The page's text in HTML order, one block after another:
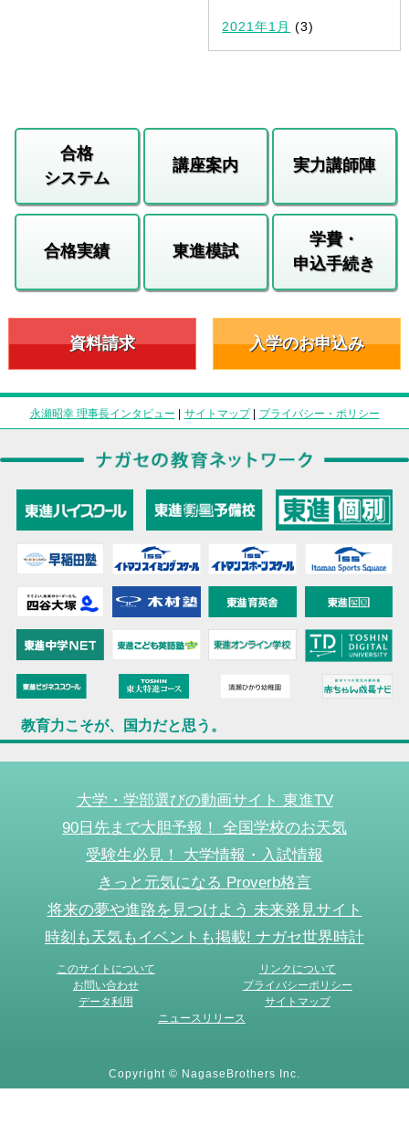
2021年1月 (3)
合格
システム
講座案内 実力講師陣
合格実績 東進模試
学費・
申込手続き
資料請求 入学のお申込み
永瀬昭幸 理事長インタビュー | サイトマップ| プライバシー・ポリシー
教育力こそが、国力だと思う。
大学・学部選びの動画サイト 東進TV
90日先まで大胆予報！ 全国学校のお天気
受験生必見！ 大学情報・入試情報
きっと元気になる Proverb格言
将来の夢や進路を見つけよう 未来発見サイト
時刻も天気もイベントも掲載! ナガセ世界時計
このサイトについて
リンクについて
お問い合わせ
プライバシーポリシー
データ利用
サイトマップ
ニュースリリース
Copyright © NagaseBrothers Inc.